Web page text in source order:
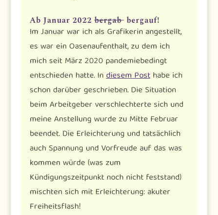
Ab Januar 2022bergabbergauf!
Im Januar war ich als Grafikerin angestellt,
es war ein Oasenaufenthalt, zu dem ich
mich seit März 2020 pandemiebedingt
entschieden hatte. Indiesem Posthabe ich
schon darüber geschrieben. Die Situation
beim Arbeitgeber verschlechterte sich und
meine Anstellung wurde zu Mitte Februar
beendet. Die Erleichterung und tatsächlich
auch Spannung und Vorfreude auf das was
kommen würde (was zum
Kündigungszeitpunkt noch nicht feststand)
mischten sich mit Erleichterung: akuter
Freiheitsflash!